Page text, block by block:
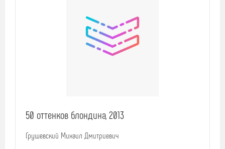
50 оттенков блондина, 2013
Грушевский Михаил Дмитриевич